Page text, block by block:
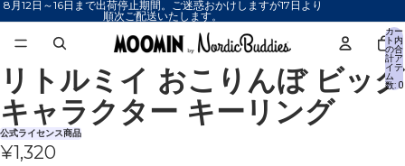
8月12日～16日まで出荷停止期間。ご迷惑おかけしますが17日より
順次ご配送いたします。
カー
ト内
の合
計ア
イテ
ム
数: 0
画
像
を
全
画
リトルミイ おこりんぼ ビッグ
キャラクター キーリング
公式ライセンス商品
¥1,320